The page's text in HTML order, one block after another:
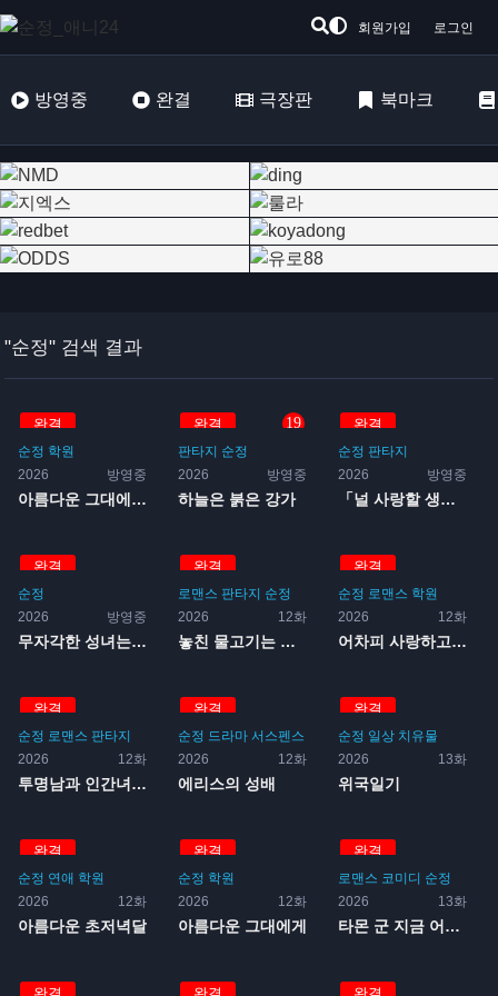
회원가입 로그인
방영중 완결 극장판 북마크
"순정" 검색 결과
완결
순정 학원
2026
방영중
아름다운 그대에게 2기
완결 19
판타지 순정
2026
방영중
하늘은 붉은 강가
완결
순정 판타지
2026
방영중
「널 사랑할 생각은 없어」라...
완결
순정
2026
방영중
무자각한 성녀는 오늘도 무의...
완결
로맨스 판타지 순정
2026
12화
놓친 물고기는 컸지만 잡은 ...
완결
순정 로맨스 학원
2026
12화
어차피 사랑하고 만다 2기
완결
순정 로맨스 판타지
2026
12화
투명남과 인간녀 곧 부부가 ...
완결
순정 드라마 서스펜스
2026
12화
에리스의 성배
완결
순정 일상 치유물
2026
13화
위국일기
완결
순정 연애 학원
2026
12화
아름다운 초저녁달
완결
순정 학원
2026
12화
아름다운 그대에게
완결
로맨스 코미디 순정
2026
13화
타몬 군 지금 어느 쪽?